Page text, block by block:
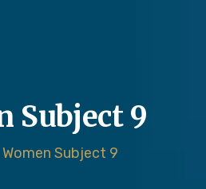
Subject 9
Women Subject 9